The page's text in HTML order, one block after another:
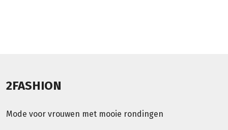
2FASHION
Mode voor vrouwen met mooie rondingen